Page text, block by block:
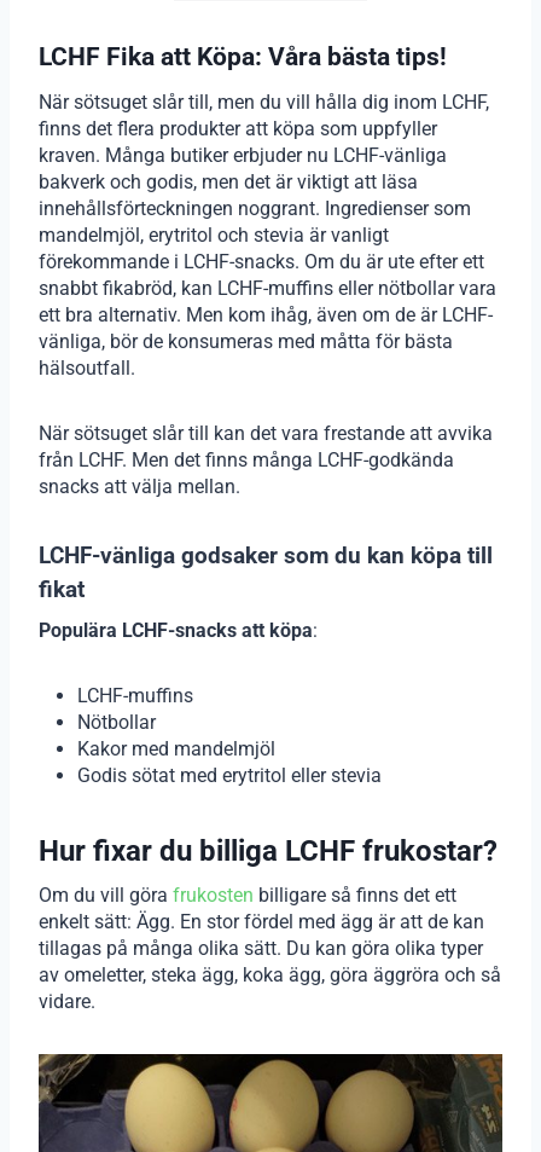
LCHF Fika att Köpa: Våra bästa tips!
När sötsuget slår till, men du vill hålla dig inom LCHF,
finns det flera produkter att köpa som uppfyller
kraven. Många butiker erbjuder nu LCHF-vänliga
bakverk och godis, men det är viktigt att läsa
innehållsförteckningen noggrant. Ingredienser som
mandelmjöl, erytritol och stevia är vanligt
förekommande i LCHF-snacks. Om du är ute efter ett
snabbt fikabröd, kan LCHF-muffins eller nötbollar vara
ett bra alternativ. Men kom ihåg, även om de är LCHF-
vänliga, bör de konsumeras med måtta för bästa
hälsoutfall.
När sötsuget slår till kan det vara frestande att avvika
från LCHF. Men det finns många LCHF-godkända
snacks att välja mellan.
LCHF-vänliga godsaker som du kan köpa till
fikat
Populära LCHF-snacks att köpa:
LCHF-muffins
Nötbollar
Kakor med mandelmjöl
Godis sötat med erytritol eller stevia
Hur fixar du billiga LCHF frukostar?
Om du vill göra frukosten billigare så finns det ett
enkelt sätt: Ägg. En stor fördel med ägg är att de kan
tillagas på många olika sätt. Du kan göra olika typer
av omeletter, steka ägg, koka ägg, göra äggröra och så
vidare.